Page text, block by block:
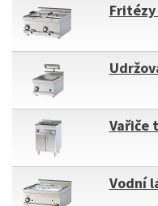
Vařiče
Vodní